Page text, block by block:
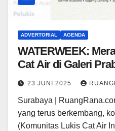
ADVERTORIAL AGENDA
WATERWEEK:
Cat Air di Galeri
23 JUNI 2025
Surabaya |
yang terus berkembang,
(Komunitas Lukis Cat Air